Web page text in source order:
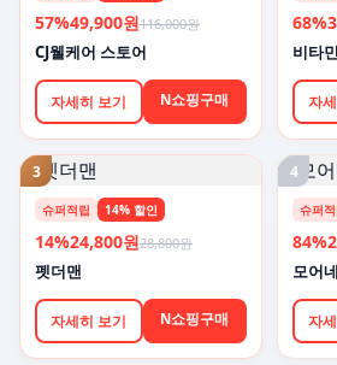
57%49,900원116,000원
CJ웰케어 스토어
자세히 보기 N쇼핑구매
68%
비타
자
3
슈퍼적립 14% 할인
14%24,800원28,800원
펫더맨
자세히 보기 N쇼핑구매
4
슈퍼
84%
모어
자